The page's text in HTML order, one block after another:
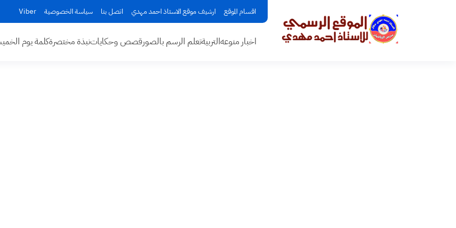
اقسام الموقع ارشيف موقع الاستاذ احمد مهدي اتصل بنا سياسة الخصوصية Viber
اخبار منوعهالتربيةتعلم الرسم بالصورقصص وحكاياتنبذة مختصرةكلمة يوم